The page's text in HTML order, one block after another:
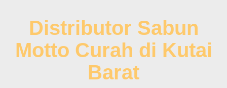
Distributor Sabun
Motto Curah di Kutai
Barat